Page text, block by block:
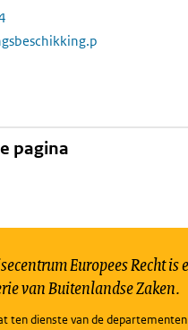
pagina
Europees Recht
van Buitenlandse Zaken.
ten dienste van de